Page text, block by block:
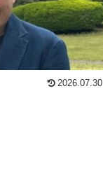
2026.07.30